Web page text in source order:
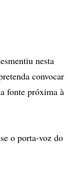
nesta
convocar
fonte próxima à
o porta-voz do